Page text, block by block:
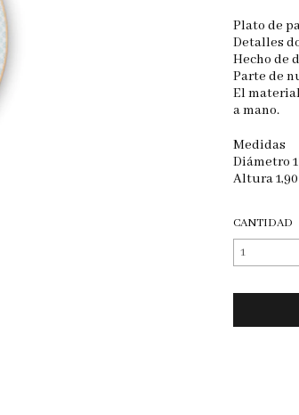
Plato de
Detalles
Hecho de
Parte de
El
a mano.
Medidas​
Diámetro
Altura
CANTIDAD